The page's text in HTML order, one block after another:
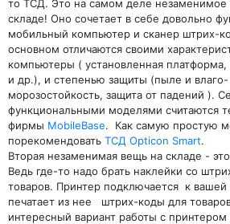
то ТСД. Это на самом деле незаменимое
складе! Оно сочетает в себе довольно
мобильный компьютер и сканер штрих-
основном отличаются своими
компьютеры ( установленная
и др.), и степенью защиты (пыле и
морозостойкость, защита от падений ).
функциональными моделями считаются
фирмы MobileBase. Как самую простую
порекомендовать ТСД Opticon Smart.
Вторая незаменимая вещь на складе - это
Ведь где-то надо брать наклейки со
товаров. Принтер подключается к вашей
печатает из нее штрих-коды для
интересный вариант работы с